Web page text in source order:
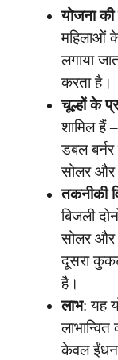
योजना की
महिलाओं
लगाया
करता है।
चूल्हों के
शामिल हैं
डबल बर्नर
सोलर और
तकनीकी
बिजली
सोलर और
दूसरा
है।
लाभ: यह
केवल ईंधन